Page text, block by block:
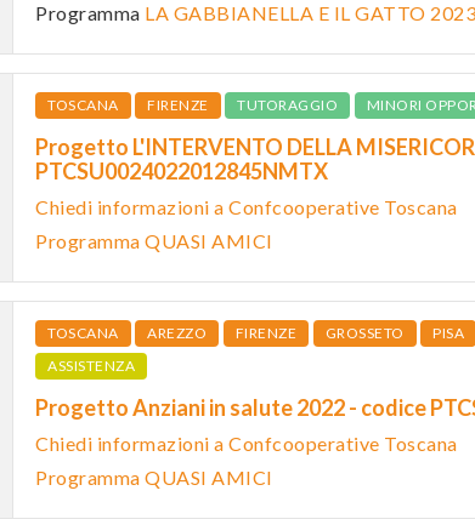
Programma LA GABBIANELLA E IL GATTO 2023
TOSCANA FIRENZE TUTORAGGIO MINORI
Progetto L'INTERVENTO DELLA
PTCSU0024022012845NMTX
Chiedi informazioni a Confcooperative Toscana
Programma QUASI AMICI
TOSCANA AREZZO FIRENZE GROSSETO PISA
ASSISTENZA
Progetto Anziani in salute 2022 - codice
Chiedi informazioni a Confcooperative Toscana
Programma QUASI AMICI